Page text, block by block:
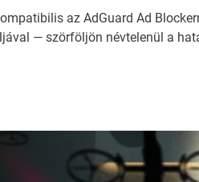
az AdGuard Ad
— szörföljön névtelenül a